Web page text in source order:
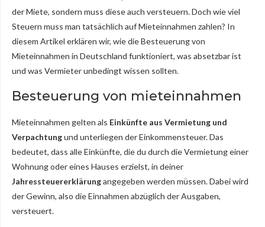
der Miete, sondern muss diese auch versteuern. Doch wie viel
Steuern muss man tatsächlich auf Mieteinnahmen zahlen? In
diesem Artikel erklären wir, wie die Besteuerung von
Mieteinnahmen in Deutschland funktioniert, was absetzbar ist
und was Vermieter unbedingt wissen sollten.
Besteuerung von mieteinnahmen
Mieteinnahmen gelten als Einkünfte aus Vermietung und
Verpachtungund unterliegen der Einkommensteuer. Das
bedeutet, dass alle Einkünfte, die du durch die Vermietung einer
Wohnung oder eines Hauses erzielst, in deiner
Jahressteuererklärungangegeben werden müssen. Dabei wird
der Gewinn, also die Einnahmen abzüglich der Ausgaben,
versteuert.